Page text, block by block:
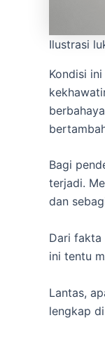
Ilustrasi
Kondisi
Bagi
terjadi.
dan
Dari fakta
ini tentu
Lantas,
lengkap